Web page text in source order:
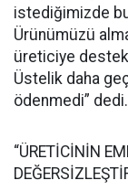
istediğimizde
Ürünümüzü
üreticiye
Üstelik daha
ödenmedi” dedi.
“ÜRETİCİNİN